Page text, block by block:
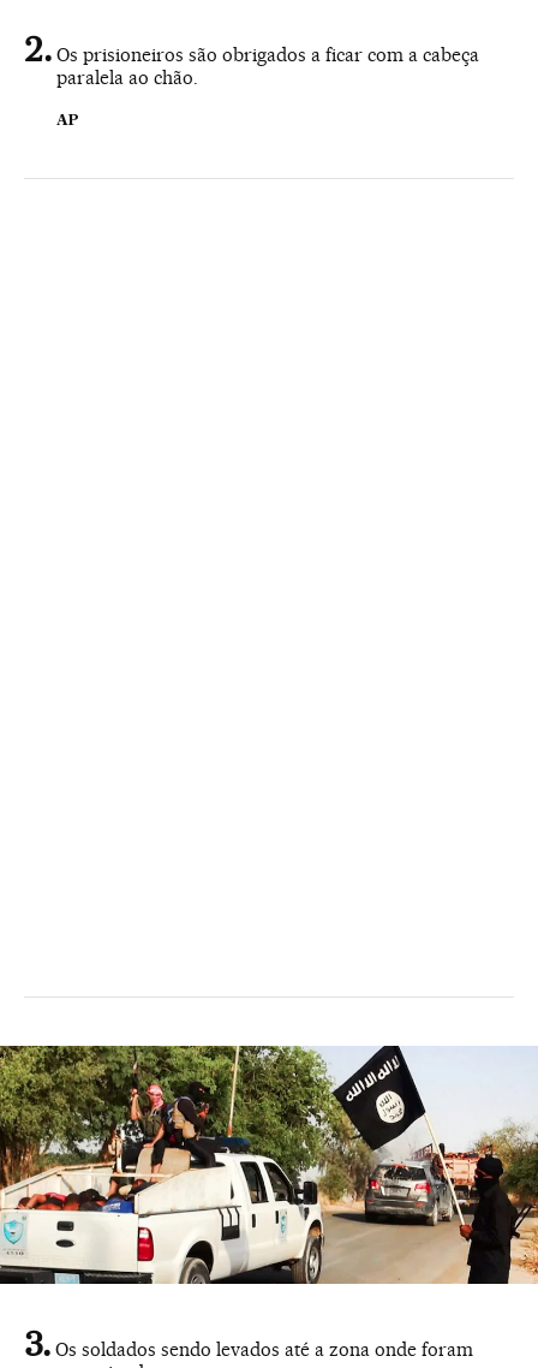
Os prisioneiros são obrigados a ficar com a cabeça
paralela ao chão.
AP
Os soldados sendo levados até a zona onde foram